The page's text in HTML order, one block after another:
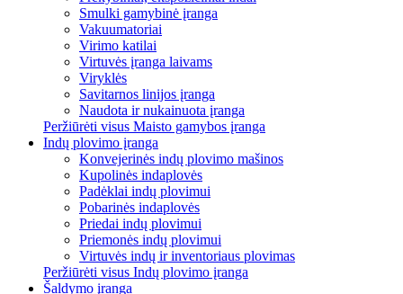
Smulki gamybinė įranga
Vakuumatoriai
Virimo katilai
Virtuvės įranga laivams
Viryklės
Savitarnos linijos įranga
Naudota ir nukainuota įranga
Peržiūrėti visus Maisto gamybos įranga
Indų plovimo įranga
Konvejerinės indų plovimo mašinos
Kupolinės indaplovės
Padėklai indų plovimui
Pobarinės indaplovės
Priedai indų plovimui
Priemonės indų plovimui
Virtuvės indų ir inventoriaus plovimas
Peržiūrėti visus Indų plovimo įranga
Šaldymo įranga